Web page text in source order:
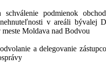
podmienok
v areáli bývalej
Moldava nad Bodvou
a delegovanie